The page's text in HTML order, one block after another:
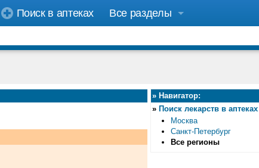
Поиск в аптеках
Все разделы
» Навигатор:
» Поиск лекарств в аптеках
Москва
Санкт-Петербург
Все регионы